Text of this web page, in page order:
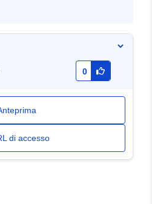
0
di accesso